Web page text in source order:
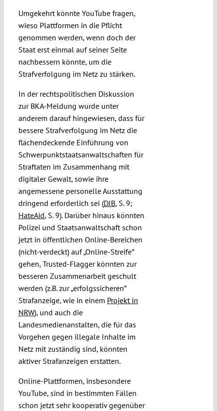
Umgekehrt könnte YouTube fragen,
wieso Plattformen in die Pflicht
genommen werden, wenn doch der
Staat erst einmal auf seiner Seite
nachbessern könnte, um die
Strafverfolgung im Netz zu stärken.
In der rechtspolitischen Diskussion
zur BKA-Meldung wurde unter
anderem darauf hingewiesen, dass für
bessere Strafverfolgung im Netz die
flächendeckende Einführung von
Schwerpunktstaatsanwaltschaften für
Straftaten im Zusammenhang mit
digitaler Gewalt, sowie ihre
angemessene personelle Ausstattung
dringend erforderlich sei (DJB, S. 9;
HateAid, S. 9). Darüber hinaus könnten
Polizei und Staatsanwaltschaft schon
jetzt in öffentlichen Online-Bereichen
(nicht-verdeckt) auf „Online-Streife”
gehen, Trusted-Flagger könnten zur
besseren Zusammenarbeit geschult
werden (z.B. zur „erfolgssicheren”
Strafanzeige, wie in einem Projekt in
NRW), und auch die
Landesmedienanstalten, die für das
Vorgehen gegen illegale Inhalte im
Netz mit zuständig sind, könnten
aktiver Strafanzeigen erstatten.
Online-Plattformen, insbesondere
YouTube, sind in bestimmten Fällen
schon jetzt sehr kooperativ gegenüber